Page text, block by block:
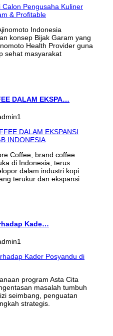
Indonesia
konsep Bijak Garam yang
Health Provider guna
sehat masyarakat
DALAM EKSPA…
Coffee, brand coffee
di Indonesia, terus
dalam industri kopi
terukur dan ekspansi
Kade…
program Asta Cita
masalah tumbuh
seimbang, penguatan
strategis.